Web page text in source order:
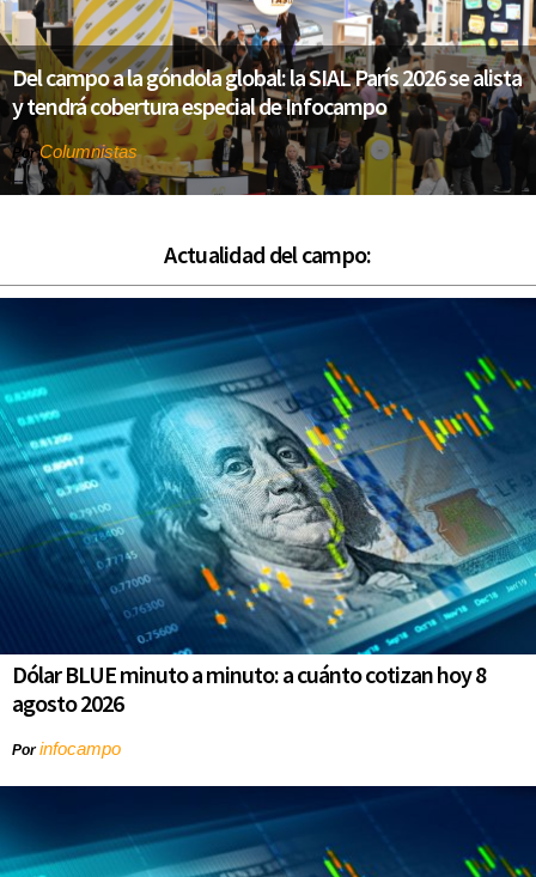
Del campo a la góndola global: la SIAL París 2026 se alista
y tendrá cobertura especial de Infocampo
PorColumnistas
Actualidad del campo:
Dólar BLUE minuto a minuto: a cuánto cotizan hoy 8
agosto 2026
Porinfocampo